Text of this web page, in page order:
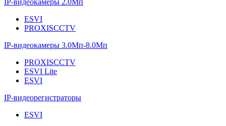
IP-видеокамеры 2.0Мп
ESVI
PROXISCCTV
IP-видеокамеры 3.0Мп-8.0Мп
PROXISCCTV
ESVI Lite
ESVI
IP-видеорегистраторы
ESVI